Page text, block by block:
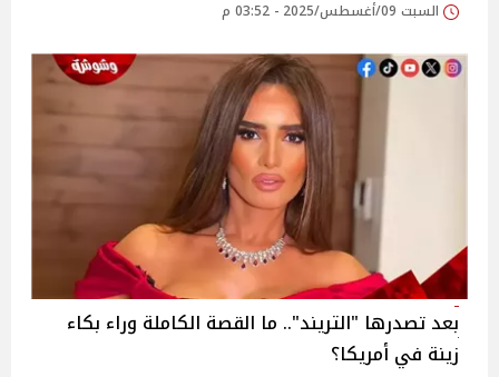
السبت 09/أغسطس/2025 - 03:52 م
بعد تصدرها "التريند".. ما القصة الكاملة وراء بكاء
زينة في أمريكا؟‎